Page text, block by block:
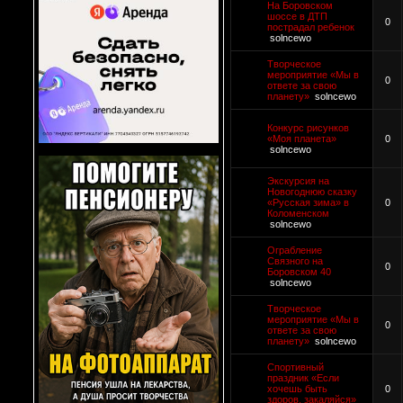
На Боровском
шоссе в ДТП
пострадал ребенок
solncewo
0
Творческое
мероприятие «Мы в
ответе за свою
планету» solncewo
0
Конкурс рисунков
«Моя планета»
solncewo
0
Экскурсия на
Новогоднюю сказку
«Русская зима» в
Коломенском
solncewo
0
Ограбление
Связного на
Боровском 40
solncewo
0
Творческое
мероприятие «Мы в
ответе за свою
планету» solncewo
0
Спортивный
праздник «Если
хочешь быть
здоров, закаляйся»
0